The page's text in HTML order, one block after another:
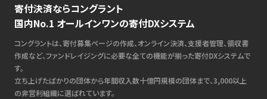
寄付決済ならコングラント
国内No.1 オールインワンの寄付DXシステム
コングラントは、寄付募集ページの作成、オンライン決済、支援者管理、領収書
作成など、ファンドレイジングに必要な全ての機能が揃った寄付DXシステムで
す。
立ち上げたばかりの団体から年間収入数十億円規模の団体まで、3,000以上
の非営利組織に選ばれています。